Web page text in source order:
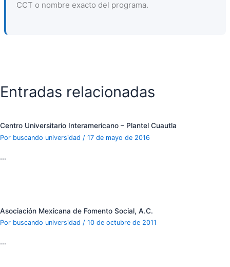
CCT o nombre exacto del programa.
Entradas relacionadas
Centro Universitario Interamericano – Plantel Cuautla
Por buscando universidad / 17 de mayo de 2016
…
Asociación Mexicana de Fomento Social, A.C.
Por buscando universidad / 10 de octubre de 2011
…